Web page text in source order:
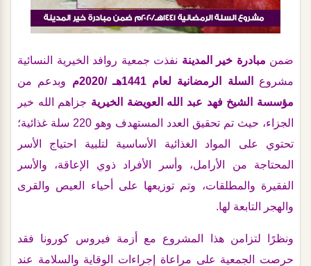
ضمن مبادرة خير المدينة نفذت جمعية روافد الخيرية النسائية
مشروع السلة الرمضانية لعام 1441هـ /2020م
وبدعم من
مؤسسة الشيخ فهد عبد الله العويضة الخيرية جزاهم الله خير
الجزاء، حيث تم تحقيق العدد المستهدف وهو 220 سلة غذائية؛
تحتوي على المواد الغذائية الأساسية لتلبية احتياج الأسر
المحتاجة من الأرامل، وأسر الأفراد ذوي الإعاقة، والأسر
الفقيرة والمطلقات، وتم توزيعها على أحياء العيص والقرى
والهجر التابعة لها.
ونظرًا لتزامن هذا المشروع مع أزمة فيروس كورونا فقد
حرصت الجمعية على مراعاة إجراءات الوقاية والسلامة عند